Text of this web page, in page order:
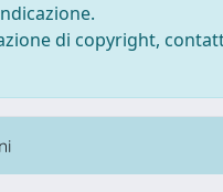
di copyright,